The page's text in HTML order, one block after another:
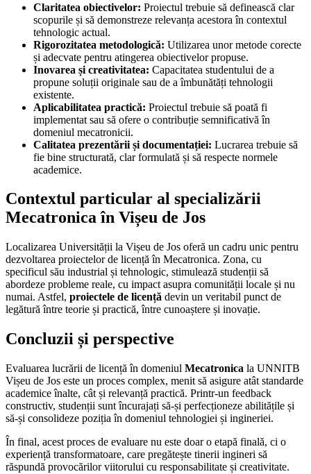
Claritatea obiectivelor: Proiectul trebuie să definească clar
scopurile și să demonstreze relevanța acestora în contextul
tehnologic actual.
Rigorozitatea metodologică: Utilizarea unor metode corecte
și adecvate pentru atingerea obiectivelor propuse.
Inovarea și creativitatea: Capacitatea studentului de a
propune soluții originale sau de a îmbunătăți tehnologii
existente.
Aplicabilitatea practică: Proiectul trebuie să poată fi
implementat sau să ofere o contribuție semnificativă în
domeniul mecatronicii.
Calitatea prezentării și documentației: Lucrarea trebuie să
fie bine structurată, clar formulată și să respecte normele
academice.
Contextul particular al specializării
Mecatronica în Vișeu de Jos
Localizarea Universității la Vișeu de Jos oferă un cadru unic pentru
dezvoltarea proiectelor de licență în Mecatronica. Zona, cu
specificul său industrial și tehnologic, stimulează studenții să
abordeze probleme reale, cu impact asupra comunității locale și nu
numai. Astfel, proiectele de licență devin un veritabil punct de
legătură între teorie și practică, între cunoaștere și inovație.
Concluzii și perspective
Evaluarea lucrării de licență în domeniul Mecatronica la UNNITB
Vișeu de Jos este un proces complex, menit să asigure atât standarde
academice înalte, cât și relevanță practică. Printr-un feedback
constructiv, studenții sunt încurajați să-și perfecționeze abilitățile și
să-și consolideze poziția în domeniul tehnologiei și ingineriei.
În final, acest proces de evaluare nu este doar o etapă finală, ci o
experiență transformatoare, care pregătește tinerii ingineri să
răspundă provocărilor viitorului cu responsabilitate și creativitate.